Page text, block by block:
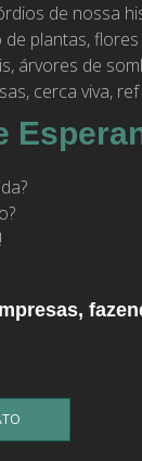
de nossa
plantas,
árvores de
cerca viva, ref